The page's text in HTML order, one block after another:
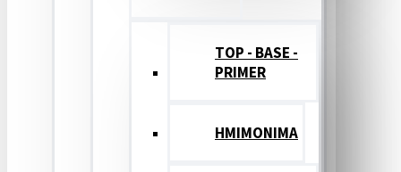
TOP - BASE -
PRIMER
ΗΜΙΜΟΝΙΜΑ